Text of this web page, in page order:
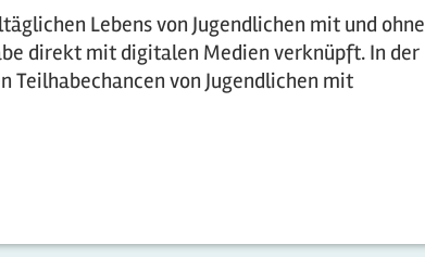
Lebens von Jugendlichen mit und ohne
direkt mit digitalen Medien verknüpft. In der
von Jugendlichen mit